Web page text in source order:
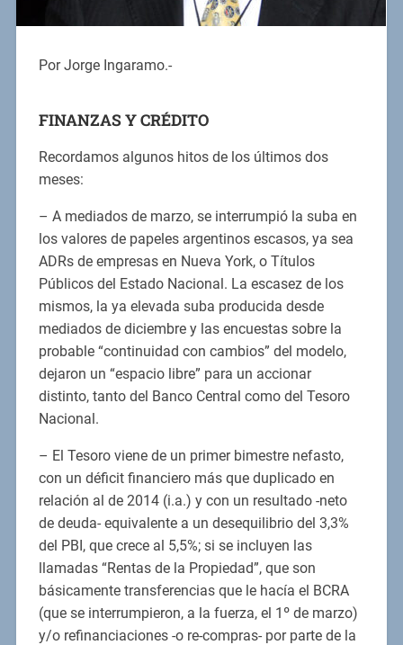
Por Jorge Ingaramo.-
FINANZAS Y CRÉDITO
Recordamos algunos hitos de los últimos dos
meses:
– A mediados de marzo, se interrumpió la suba en
los valores de papeles argentinos escasos, ya sea
ADRs de empresas en Nueva York, o Títulos
Públicos del Estado Nacional. La escasez de los
mismos, la ya elevada suba producida desde
mediados de diciembre y las encuestas sobre la
probable “continuidad con cambios” del modelo,
dejaron un “espacio libre” para un accionar
distinto, tanto del Banco Central como del Tesoro
Nacional.
– El Tesoro viene de un primer bimestre nefasto,
con un déficit financiero más que duplicado en
relación al de 2014 (i.a.) y con un resultado -neto
de deuda- equivalente a un desequilibrio del 3,3%
del PBI, que crece al 5,5%; si se incluyen las
llamadas “Rentas de la Propiedad”, que son
básicamente transferencias que le hacía el BCRA
(que se interrumpieron, a la fuerza, el 1º de marzo)
y/o refinanciaciones -o re-compras- por parte de la